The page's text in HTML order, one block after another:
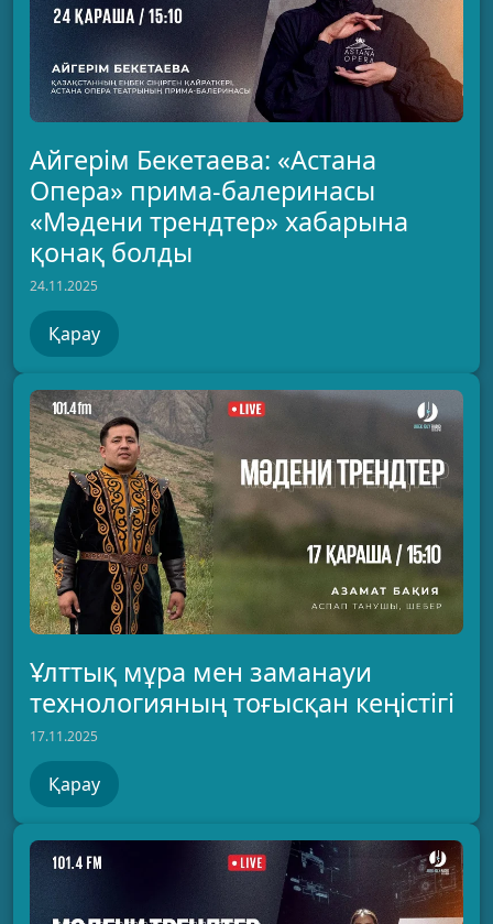
Айгерім Бекетаева: «Астана
Опера» прима-балеринасы
«Мәдени трендтер» хабарына
қонақ болды
24.11.2025
Қарау
Ұлттық мұра мен заманауи
технологияның тоғысқан кеңістігі
17.11.2025
Қарау